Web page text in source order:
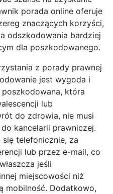
porada online oferuje
znaczących korzyści,
odszkodowania bardziej
dla poszkodowanego.
z porady prawnej
jest wygoda i
która
lub
do zdrowia, nie musi
kancelarii prawniczej.
telefonicznie, za
lub przez e-mail, co
jeśli
miejscowości niż
mobilność. Dodatkowo,